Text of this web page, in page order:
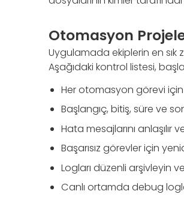
Otomasyon
Uygulamada ekiplerin en sık
Aşağıdaki kontrol listesi,
Her otomasyon görevi
Başlangıç, bitiş, süre ve
Hata mesajlarını anlaşılır
Başarısız görevler için
Logları düzenli arşivleyin
Canlı ortamda debug